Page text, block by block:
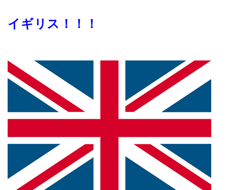
イギリス！！！